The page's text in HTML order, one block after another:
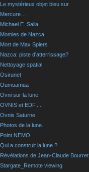
Le mystérieux objet bleu sur
Mercure…
Michael E. Salla
Momies de Nazca
Mort de Max Spiers
Nazca: piste d'atterrissage?
Nettoyage spatial
Osirunet
Oumuamua
Ovni sur la lune
OVNIS et EDF.....
Ovnis Saturne
Photos de la lune.
Point NEMO
Qui a construit la lune ?
Révélations de Jean-Claude Bourret
Stargate_Remote viewing